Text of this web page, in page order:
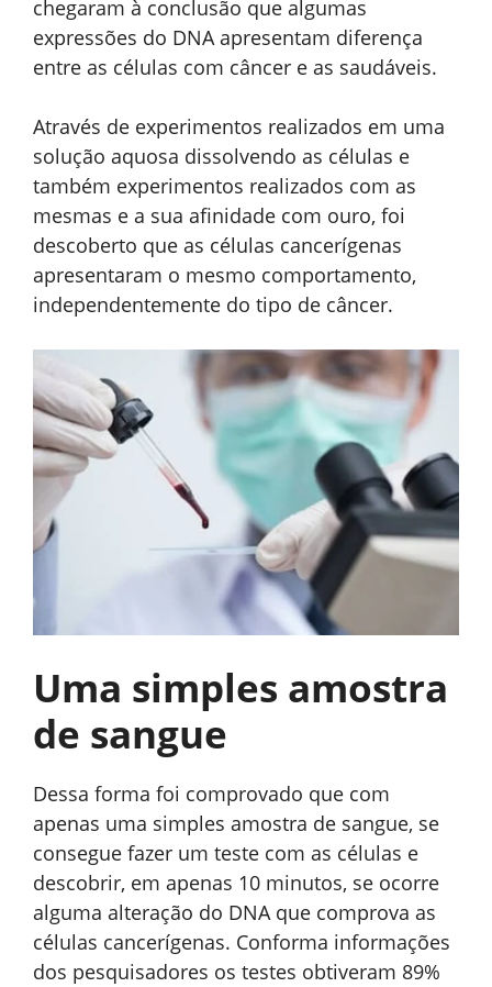
chegaram à conclusão que algumas
expressões do DNA apresentam diferença
entre as células com câncer e as saudáveis.
Através de experimentos realizados em uma
solução aquosa dissolvendo as células e
também experimentos realizados com as
mesmas e a sua afinidade com ouro, foi
descoberto que as células cancerígenas
apresentaram o mesmo comportamento,
independentemente do tipo de câncer.
Uma simples amostra
de sangue
Dessa forma foi comprovado que com
apenas uma simples amostra de sangue, se
consegue fazer um teste com as células e
descobrir, em apenas 10 minutos, se ocorre
alguma alteração do DNA que comprova as
células cancerígenas. Conforma informações
dos pesquisadores os testes obtiveram 89%